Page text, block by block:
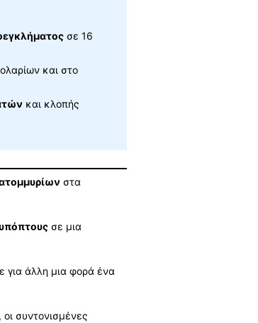
σε 16
και στο
και κλοπής
στα
σε μια
για άλλη μια φορά ένα
συντονισμένες